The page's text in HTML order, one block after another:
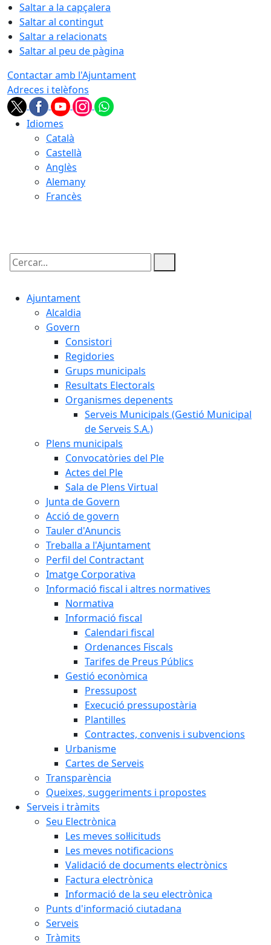
Saltar a la capçalera
Saltar al contingut
Saltar a relacionats
Saltar al peu de pàgina
Contactar amb l'Ajuntament
Adreces i telèfons
Idiomes
Català
Castellà
Anglès
Alemany
Francès
Cercar:
Ajuntament
Alcaldia
Govern
Consistori
Regidories
Grups municipals
Resultats Electorals
Organismes depenents
Serveis Municipals (Gestió Municipal
de Serveis S.A.)
Plens municipals
Convocatòries del Ple
Actes del Ple
Sala de Plens Virtual
Junta de Govern
Acció de govern
Tauler d'Anuncis
Treballa a l'Ajuntament
Perfil del Contractant
Imatge Corporativa
Informació fiscal i altres normatives
Normativa
Informació fiscal
Calendari fiscal
Ordenances Fiscals
Tarifes de Preus Públics
Gestió econòmica
Pressupost
Execució pressupostària
Plantilles
Contractes, convenis i subvencions
Urbanisme
Cartes de Serveis
Transparència
Queixes, suggeriments i propostes
Serveis i tràmits
Seu Electrònica
Les meves sol·licituds
Les meves notificacions
Validació de documents electrònics
Factura electrònica
Informació de la seu electrònica
Punts d'informació ciutadana
Serveis
Tràmits